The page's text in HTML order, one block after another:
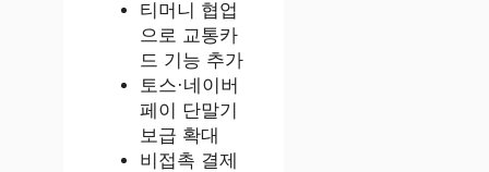
티머니 협업
으로 교통카
드 기능 추가
토스·네이버
페이 단말기
보급 확대
비접촉 결제